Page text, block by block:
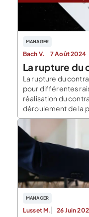
MANAGER
Bach V. 7 Août 2024
La rupture du
La rupture du
pour différentes
réalisation du
déroulement de la
distinguer deux
procédures qui
cours des 45
MANAGER
Lusset M. 26 Juin